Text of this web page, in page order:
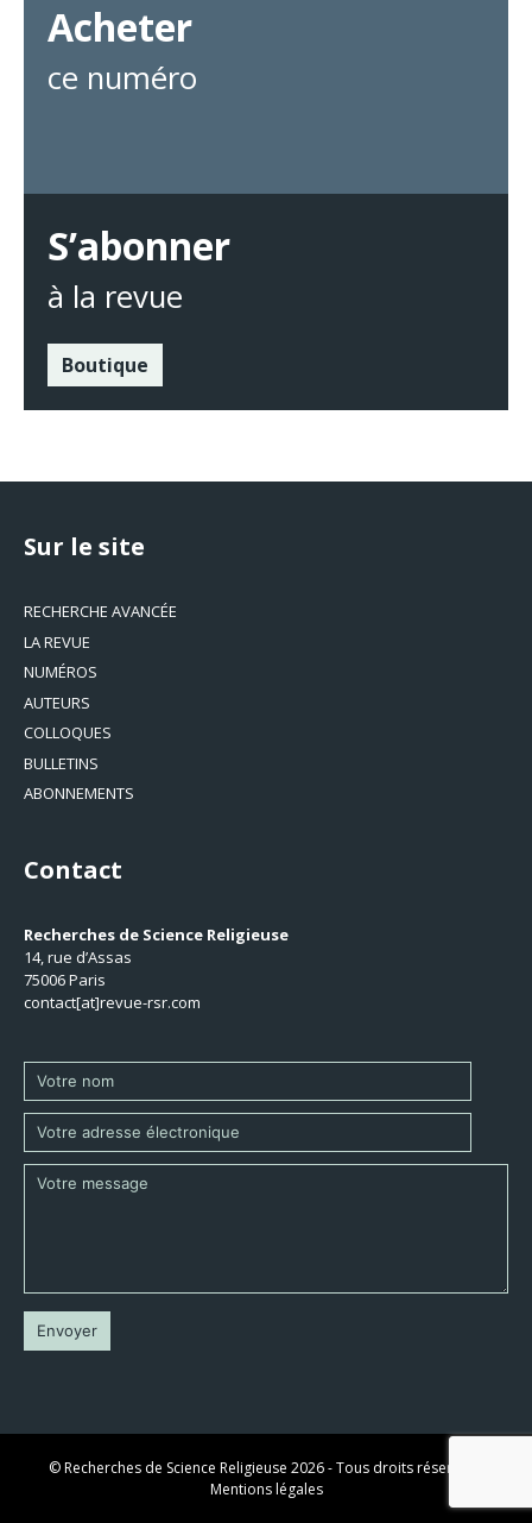
Acheter
ce numéro
S’abonner
à la revue
Boutique
Sur le site
RECHERCHE AVANCÉE
LA REVUE
NUMÉROS
AUTEURS
COLLOQUES
BULLETINS
ABONNEMENTS
Contact
Recherches de Science Religieuse
14, rue d’Assas
75006 Paris
contact[at]revue-rsr.com
© Recherches de Science Religieuse 2026 - Tous droits réservés -
Mentions légales